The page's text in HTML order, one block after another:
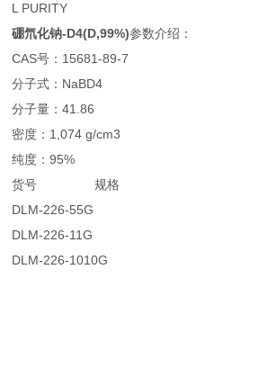
L PURITY
硼氘化钠-D4(D,99%)参数介绍：
CAS号：15681-89-7
分子式：NaBD4
分子量：41.86
密度：1,074 g/cm3
纯度：95%
货号 规格
DLM-226-55G
DLM-226-11G
DLM-226-1010G